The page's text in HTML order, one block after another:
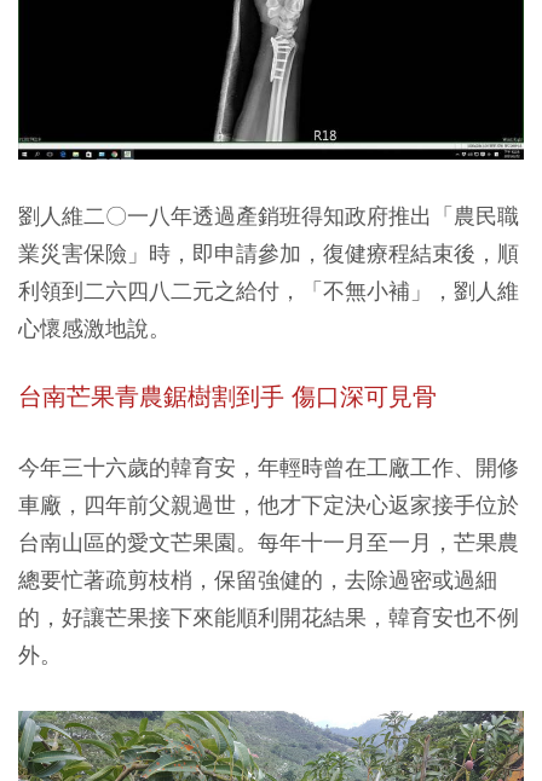
劉人維二〇一八年透過產銷班得知政府推出「農民職
業災害保險」時，即申請參加，復健療程結束後，順
利領到二六四八二元之給付，「不無小補」，劉人維
心懷感激地說。
台南芒果青農鋸樹割到手 傷口深可見骨
今年三十六歲的韓育安，年輕時曾在工廠工作、開修
車廠，四年前父親過世，他才下定決心返家接手位於
台南山區的愛文芒果園。每年十一月至一月，芒果農
總要忙著疏剪枝梢，保留強健的，去除過密或過細
的，好讓芒果接下來能順利開花結果，韓育安也不例
外。